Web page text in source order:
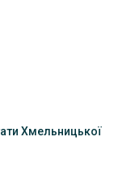
Хмельницької